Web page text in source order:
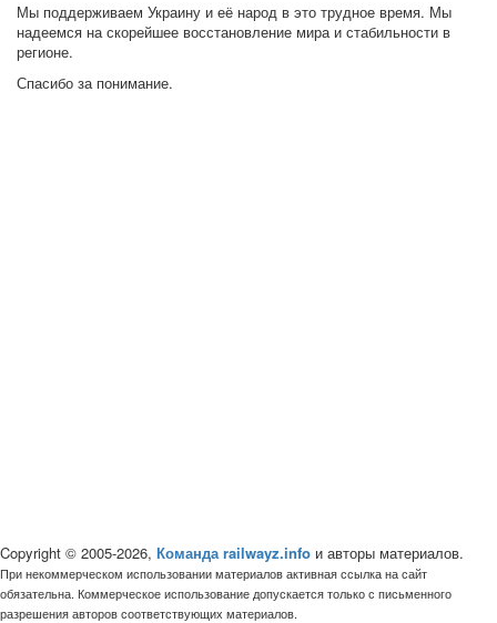
Мы поддерживаем Украину и её народ в это трудное время. Мы
надеемся на скорейшее восстановление мира и стабильности в
регионе.
Спасибо за понимание.
Copyright © 2005-2026, Команда railwayz.info и авторы материалов.
При некоммерческом использовании материалов активная ссылка на сайт
обязательна. Коммерческое использование допускается только с письменного
разрешения авторов соответствующих материалов.